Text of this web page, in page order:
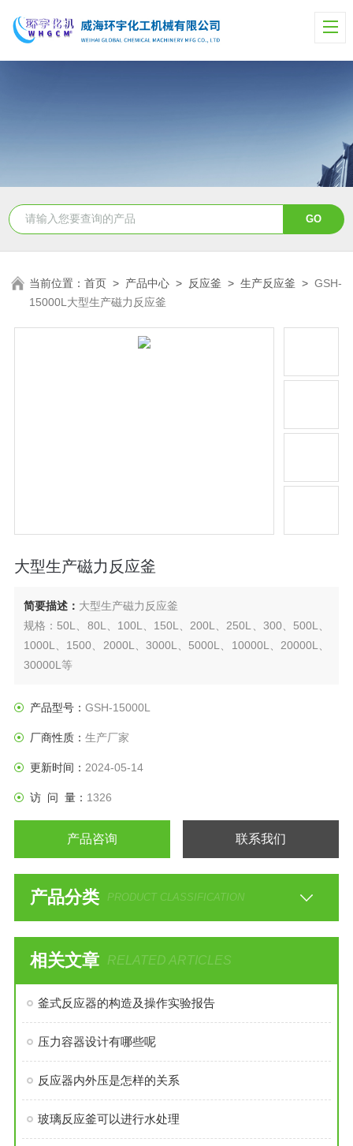
当前位置：首页 > 产品中心 > 反应釜 >生产反应釜 >GSH-
15000L大型生产磁力反应釜
大型生产磁力反应釜
简要描述： 大型生产磁力反应釜
规格：50L、80L、100L、150L、200L、250L、300、500L、
1000L、1500、2000L、3000L、5000L、10000L、20000L、
30000L等
也可用纯不锈钢及有色金属复合材质等。
产品型号： GSH-15000L
厂商性质： 生产厂家
更新时间： 2024-05-14
访 问 量： 1326
产品咨询 联系我们
产品分类 PRODUCT CLASSIFICATION
相关文章 RELATED ARTICLES
釜式反应器的构造及操作实验报告
压力容器设计有哪些呢
反应器内外压是怎样的关系
玻璃反应釜可以进行水处理